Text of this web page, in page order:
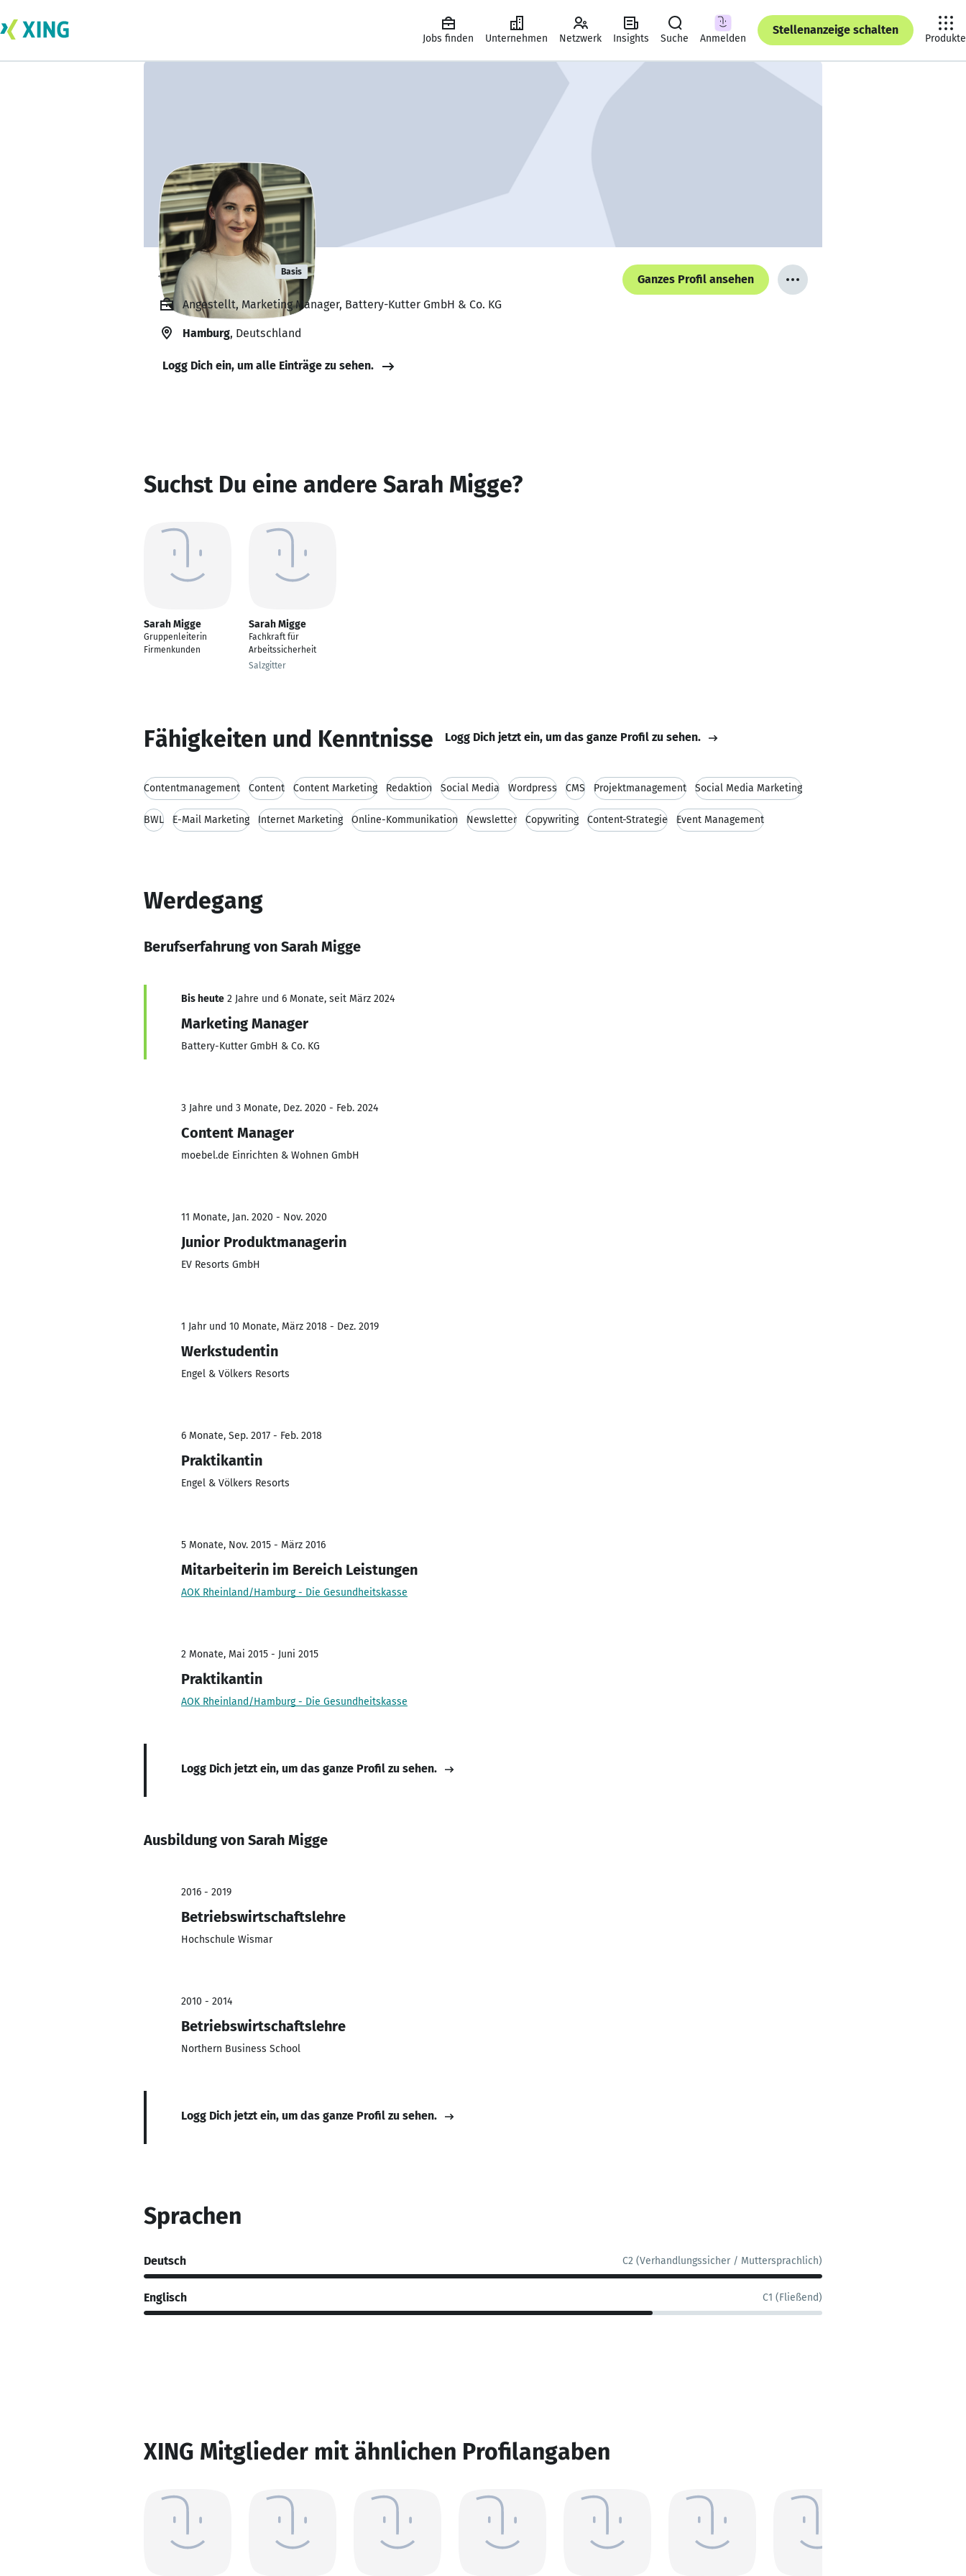
Jobs finden Unternehmen Netzwerk Insights Suche Anmelden
Stellenanzeige schalten
Produkte
Sarah Migge Basis
Ganzes Profil ansehen
Angestellt, Marketing Manager, Battery-Kutter GmbH & Co. KG
Hamburg, Deutschland
Logg Dich ein, um alle Einträge zu sehen.
Suchst Du eine andere Sarah Migge?
Sarah Migge
Gruppenleiterin
Firmenkunden
Sarah Migge
Fachkraft für
Arbeitssicherheit
Salzgitter
Fähigkeiten und Kenntnisse Logg Dich jetzt ein, um das ganze Profil zu sehen.
Contentmanagement Content Content Marketing Redaktion Social Media Wordpress CMS Projektmanagement Social Media Marketing
BWL E-Mail Marketing Internet Marketing Online-Kommunikation Newsletter Copywriting Content-Strategie Event Management
Werdegang
Berufserfahrung von Sarah Migge
Bis heute 2 Jahre und 6 Monate, seit März 2024
Marketing Manager
Battery-Kutter GmbH & Co. KG
3 Jahre und 3 Monate, Dez. 2020 - Feb. 2024
Content Manager
moebel.de Einrichten & Wohnen GmbH
11 Monate, Jan. 2020 - Nov. 2020
Junior Produktmanagerin
EV Resorts GmbH
1 Jahr und 10 Monate, März 2018 - Dez. 2019
Werkstudentin
Engel & Völkers Resorts
6 Monate, Sep. 2017 - Feb. 2018
Praktikantin
Engel & Völkers Resorts
5 Monate, Nov. 2015 - März 2016
Mitarbeiterin im Bereich Leistungen
AOK Rheinland/Hamburg - Die Gesundheitskasse
2 Monate, Mai 2015 - Juni 2015
Praktikantin
AOK Rheinland/Hamburg - Die Gesundheitskasse
Logg Dich jetzt ein, um das ganze Profil zu sehen.
Ausbildung von Sarah Migge
2016 - 2019
Betriebswirtschaftslehre
Hochschule Wismar
2010 - 2014
Betriebswirtschaftslehre
Northern Business School
Logg Dich jetzt ein, um das ganze Profil zu sehen.
Sprachen
Deutsch C2 (Verhandlungssicher / Muttersprachlich)
Englisch C1 (Fließend)
XING Mitglieder mit ähnlichen Profilangaben